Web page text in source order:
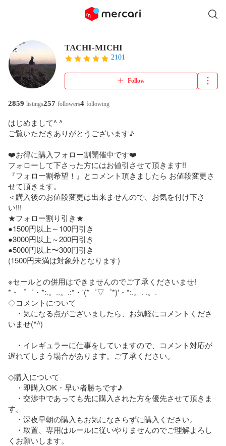
TACHI-MICHI
2101
Follow
2859 listings257 followers4 following
はじめまして^ ^
ご覧いただきありがとうございます♪
❤️お得に購入フォロー割開催中です❤️
フォローして下さった方にはお値引させて頂きます!!
『フォロー割希望！』とコメント頂きましたら お値段変更さ
せて頂きます。
＜購入後のお値段変更は出来ませんので、お気を付け下さ
い!!!
★フォロー割り引き★
●1500円以上～100円引き
●3000円以上～200円引き
●5000円以上〜300円引き
(1500円未満は対象外となります)
※セールとの併用はできませんのでご了承くださいませ!
*・゜゜・*:.。..。.:*・'(*゜▽゜*)'・*:.。. .。.
◇コメントについて
・気になる点がございましたら、お気軽にコメントくださ
いませ(^^)
・イレギュラーに仕事をしていますので、コメント対応が
遅れてしまう場合があります。ご了承ください。
◇購入について
・即購入OK・早い者勝ちです♪
・交渉中であっても先に購入された方を優先させて頂きま
す。
・深夜早朝の購入もお気になさらずに購入ください。
・取置、専用はルールに従いやりませんのでご理解よろし
くお願いします。